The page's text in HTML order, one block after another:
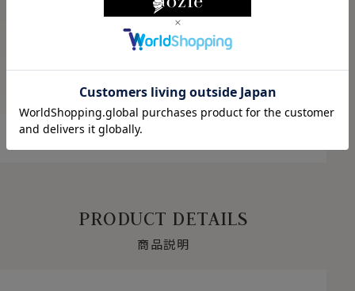
ABOUT PRODUCT
商品について
もっと見る
PRODUCT DETAILS
商品説明